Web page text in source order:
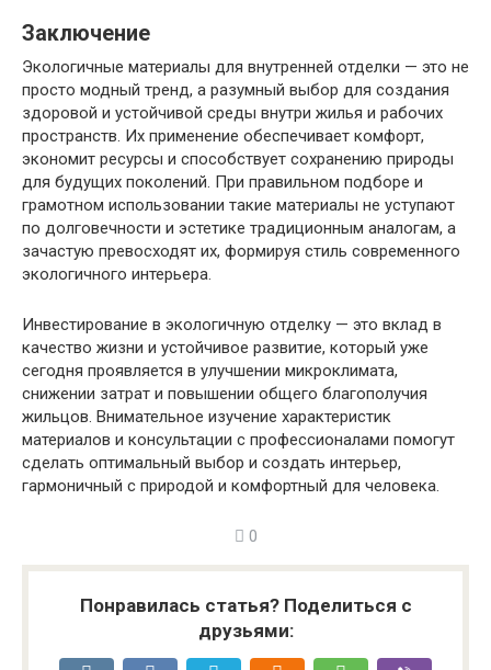
Заключение
Экологичные материалы для внутренней отделки — это не
просто модный тренд, а разумный выбор для создания
здоровой и устойчивой среды внутри жилья и рабочих
пространств. Их применение обеспечивает комфорт,
экономит ресурсы и способствует сохранению природы
для будущих поколений. При правильном подборе и
грамотном использовании такие материалы не уступают
по долговечности и эстетике традиционным аналогам, а
зачастую превосходят их, формируя стиль современного
экологичного интерьера.
Инвестирование в экологичную отделку — это вклад в
качество жизни и устойчивое развитие, который уже
сегодня проявляется в улучшении микроклимата,
снижении затрат и повышении общего благополучия
жильцов. Внимательное изучение характеристик
материалов и консультации с профессионалами помогут
сделать оптимальный выбор и создать интерьер,
гармоничный с природой и комфортный для человека.
0
Понравилась статья? Поделиться с
друзьями: